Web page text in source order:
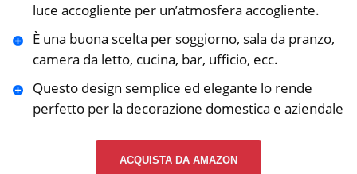
luce accogliente per un’atmosfera accogliente.
È una buona scelta per soggiorno, sala da pranzo,
camera da letto, cucina, bar, ufficio, ecc.
Questo design semplice ed elegante lo rende
perfetto per la decorazione domestica e aziendale
ACQUISTA DA AMAZON